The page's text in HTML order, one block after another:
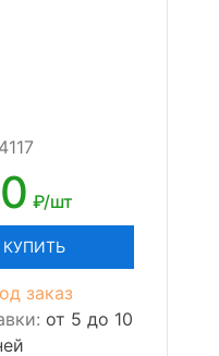
₽/шт
КУПИТЬ
заказ
от 5 до 10